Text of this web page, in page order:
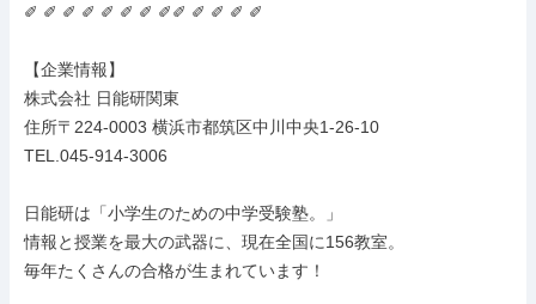
✐ ✐ ✐ ✐ ✐ ✐ ✐ ✐✐ ✐ ✐ ✐ ✐
【企業情報】
株式会社 日能研関東
住所〒224-0003 横浜市都筑区中川中央1-26-10
TEL.045-914-3006
日能研は「小学生のための中学受験塾。」
情報と授業を最大の武器に、現在全国に156教室。
毎年たくさんの合格が生まれています！